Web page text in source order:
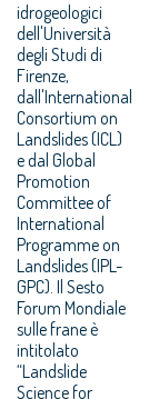
idrogeologici
dell'Università
degli Studi di
Firenze,
dall'International
Consortium on
Landslides (ICL)
e dal Global
Promotion
Committee of
International
Programme on
Landslides (IPL-
GPC). Il Sesto
Forum Mondiale
sulle frane è
intitolato
“Landslide
Science for
si occupano di
frane, con
l’obiettivo di
definire azioni
prioritarie
condivise per la
riduzione del
rischio su scala
globale. Il Forum
tratterà i
principali aspetti
legati allo studio
delle frane:
monitoraggio e
allerta rapida,
modellazione,
valutazione del
rischio e della
pericolosità,